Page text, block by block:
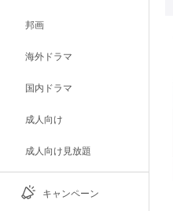
邦画
海外ドラマ
国内ドラマ
成人向け
成人向け見放題
キャンペーン